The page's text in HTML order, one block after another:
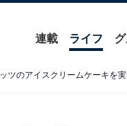
連載 ライフ
ツのアイスクリームケーキを実